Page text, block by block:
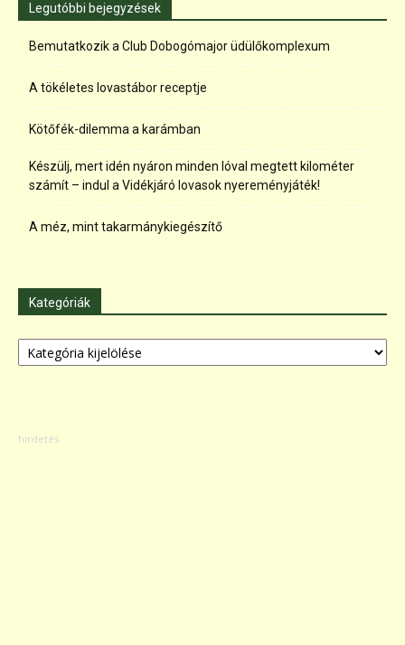
Legutóbbi bejegyzések
Bemutatkozik a Club Dobogómajor üdülőkomplexum
A tökéletes lovastábor receptje
Kötőfék-dilemma a karámban
Készülj, mert idén nyáron minden lóval megtett kilométer
számít – indul a Vidékjáró lovasok nyereményjáték!
A méz, mint takarmánykiegészítő
Kategóriák
Kategóriák